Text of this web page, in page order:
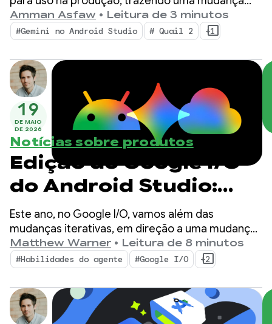
Android Studio
para o ambiente de desenvolvimento integrado
com fluxos de trabalho agênticos simultâneos,
criação de perfil de vazamento de memória
integrada nativamente e correção de falhas com
reconhecimento de contexto.
Amman Asfaw • Leitura de 3 minutos
#Gemini no Android Studio # Quail 2 +1
19
DE MAIO
DE 2026
Notícias sobre produtos
Edição do Google I/O
do Android Studio:
novidades nas
ferramentas para
desenvolvedores
Este ano, no Google I/O, vamos além das
mudanças iterativas, em direção a uma mudança
fundamental na forma como os apps são criados.
Nossas ferramentas mais recentes são criadas
para a era agêntica com recursos que aumentam
a produtividade como desenvolvedor Android E
turbinam os agentes de IA implantados na sua
base de código.
Matthew Warner • Leitura de 8 minutos
#Habilidades do agente #Google I/O +2